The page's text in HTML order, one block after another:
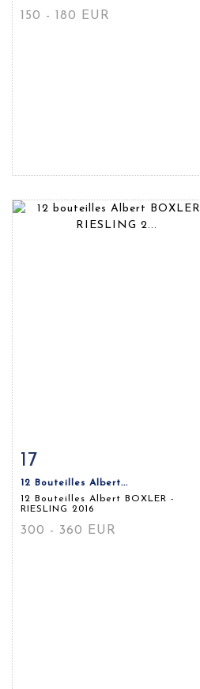
150 - 180 EUR
Fiche détaillée
17
12 Bouteilles Albert...
12 Bouteilles Albert BOXLER -
RIESLING 2016
300 - 360 EUR